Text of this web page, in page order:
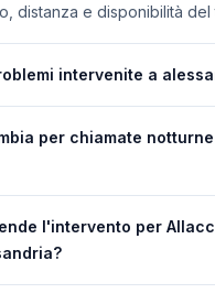
distanza e disponibilità del
intervenite a
per chiamate
l'intervento per